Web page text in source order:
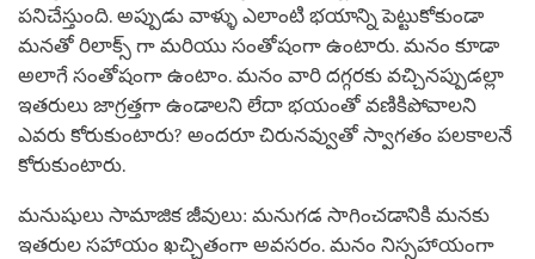
పనిచేస్తుంది. అప్పుడు వాళ్ళు ఎలాంటి భయాన్ని పెట్టుకోకుండా
మనతో రిలాక్స్ గా మరియు సంతోషంగా ఉంటారు. మనం కూడా
అలాగే సంతోషంగా ఉంటాం. మనం వారి దగ్గరకు వచ్చినప్పుడల్లా
ఇతరులు జాగ్రత్తగా ఉండాలని లేదా భయంతో వణికిపోవాలని
ఎవరు కోరుకుంటారు? అందరూ చిరునవ్వుతో స్వాగతం పలకాలనే
కోరుకుంటారు.
మనుషులు సామాజిక జీవులు: మనుగడ సాగించడానికి మనకు
ఇతరుల సహాయం ఖచ్చితంగా అవసరం. మనం నిస్సహాయంగా